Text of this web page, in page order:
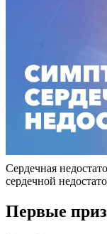
Сердечная
сердечной
Первые